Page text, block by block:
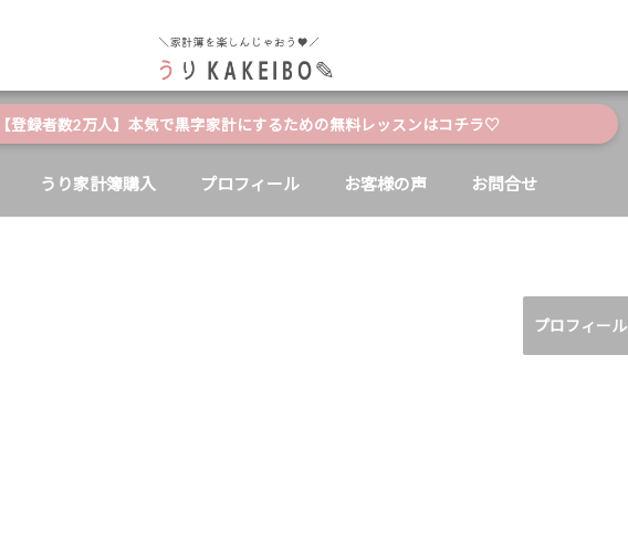
【登録者数2万人】本気で黒字家計にするための無料レッスンはコチラ♡
うり家計簿購入 プロフィール お客様の声 お問合せ
プロフィール